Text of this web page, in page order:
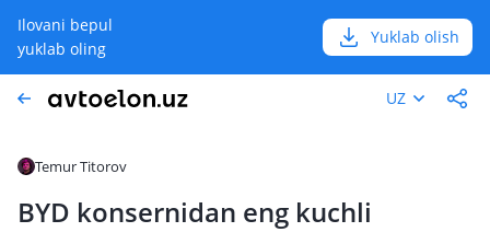
Ilovani bepul
yuklab oling
Yuklab olish
UZ
Temur Titorov
BYD konsernidan eng kuchli